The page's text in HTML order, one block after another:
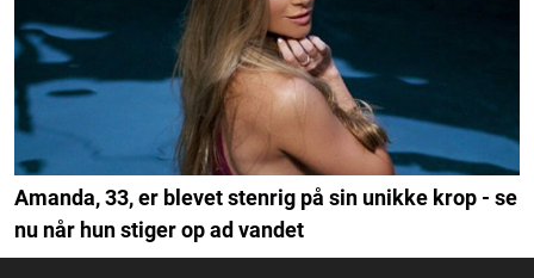
Amanda, 33, er blevet stenrig på sin unikke krop - se
nu når hun stiger op ad vandet